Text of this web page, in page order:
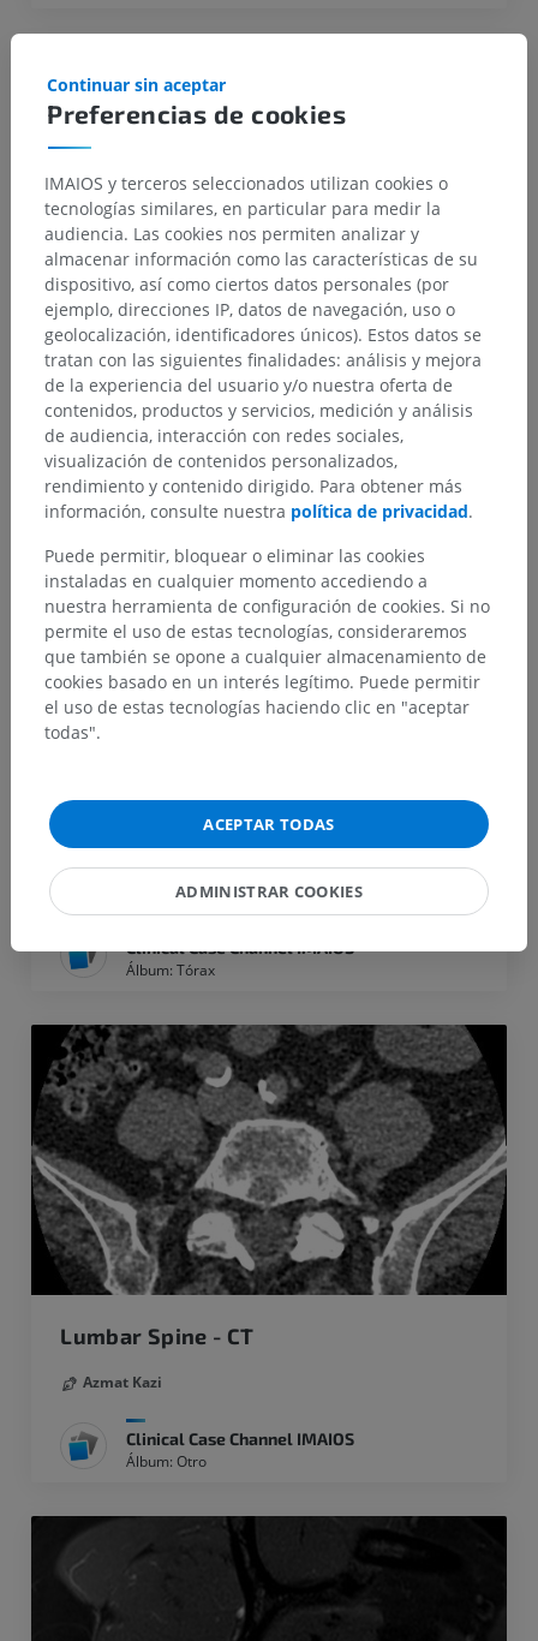
Calcareous formula (tonsil stones?)
on palatine and lingual tonsil
Clinical Case Channel IMAIOS
Álbum: Cabeza y cuello
Fiebre y disnea
Clinical Case Channel IMAIOS
Álbum: Tórax
Lumbar Spine - CT
Azmat Kazi
Clinical Case Channel IMAIOS
Álbum: Otro
Preferencias de cookies
Continuar sin aceptar
IMAIOS y terceros seleccionados utilizan cookies o
tecnologías similares, en particular para medir la
audiencia. Las cookies nos permiten analizar y
almacenar información como las características de su
dispositivo, así como ciertos datos personales (por
ejemplo, direcciones IP, datos de navegación, uso o
geolocalización, identificadores únicos). Estos datos se
tratan con las siguientes finalidades: análisis y mejora
de la experiencia del usuario y/o nuestra oferta de
contenidos, productos y servicios, medición y análisis
de audiencia, interacción con redes sociales,
visualización de contenidos personalizados,
rendimiento y contenido dirigido. Para obtener más
información, consulte nuestra política de privacidad.
Puede permitir, bloquear o eliminar las cookies
instaladas en cualquier momento accediendo a
nuestra herramienta de configuración de cookies. Si no
permite el uso de estas tecnologías, consideraremos
que también se opone a cualquier almacenamiento de
cookies basado en un interés legítimo. Puede permitir
el uso de estas tecnologías haciendo clic en "aceptar
todas".
ACEPTAR TODAS
ADMINISTRAR COOKIES